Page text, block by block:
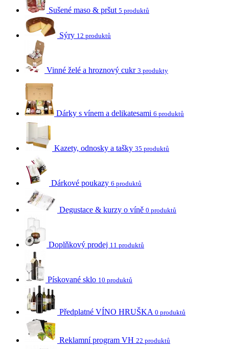
Sušené maso & pršut 5 produktů
Sýry 12 produktů
Vinné želé a hroznový cukr 3 produkty
Dárky s vínem a delikatesami 6 produktů
Kazety, odnosky a tašky 35 produktů
Dárkové poukazy 6 produktů
Degustace & kurzy o víně 0 produktů
Doplňkový prodej 11 produktů
Pískované sklo 10 produktů
Předplatné VÍNO HRUŠKA 0 produktů
Reklamní program VH 22 produktů